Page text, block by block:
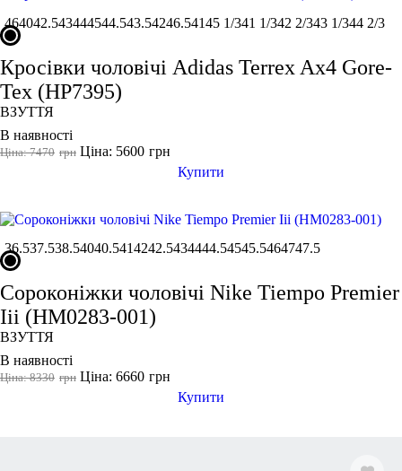
464042.543444544.543.54246.54145 1/341 1/342 2/343 1/344 2/3
Кросівки чоловічі Adidas Terrex Ax4 Gore-
Tex (HP7395)
ВЗУТТЯ
В наявності
грн
Ціна: 7470 грн
Ціна: 5600
Купити
36.537.538.54040.5414242.5434444.54545.5464747.5
Сороконіжки чоловічі Nike Tiempo Premier
Iii (HM0283-001)
ВЗУТТЯ
В наявності
грн
Ціна: 8330 грн
Ціна: 6660
Купити